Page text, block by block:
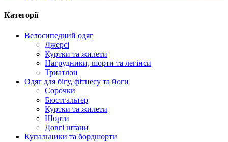
Категорії
Велосипедний одяг
Джерсі
Куртки та жилети
Нагрудники, шорти та легінси
Триатлон
Одяг для бігу, фітнесу та йоги
Сорочки
Бюстгальтер
Куртки та жилети
Шорти
Довгі штани
Купальники та бордшорти